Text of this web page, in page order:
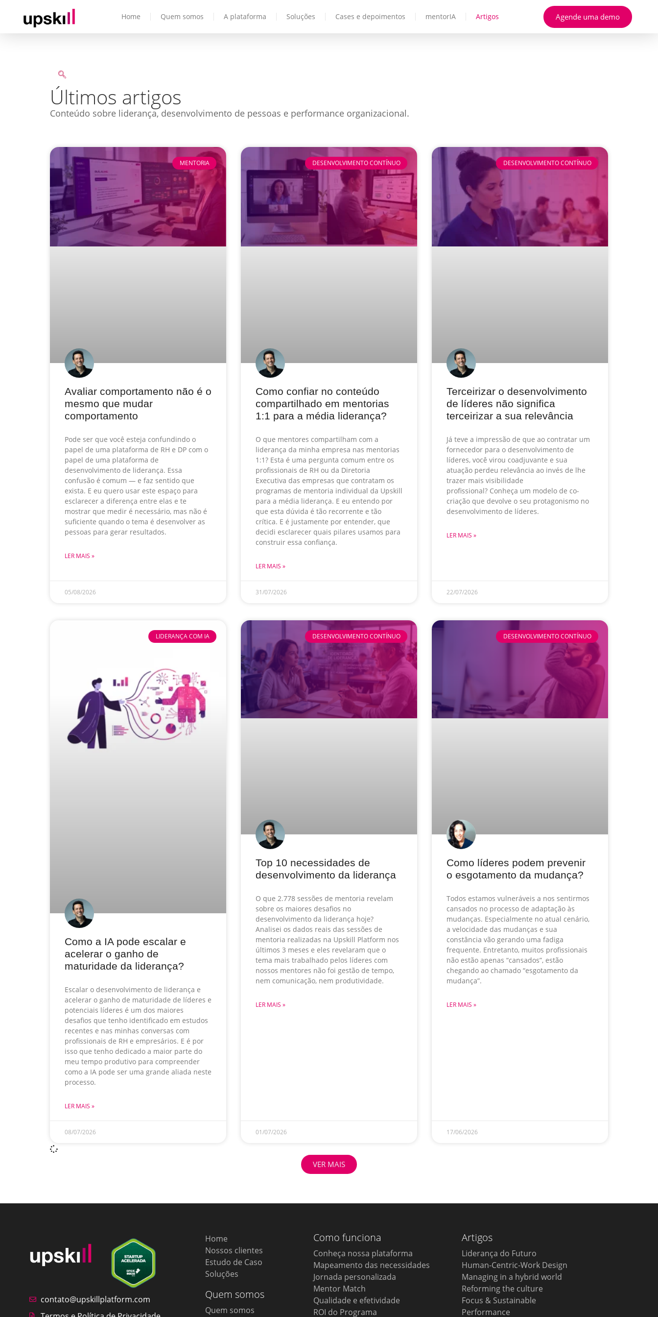
Home Quem somos A plataforma Soluções Cases e depoimentos mentorIA Artigos Agende uma demo
Últimos artigos
Conteúdo sobre liderança, desenvolvimento de pessoas e performance organizacional.
MENTORIA
Avaliar comportamento não é o
mesmo que mudar
comportamento
Pode ser que você esteja confundindo o
papel de uma plataforma de RH e DP com o
papel de uma plataforma de
desenvolvimento de liderança. Essa
confusão é comum — e faz sentido que
exista. E eu quero usar este espaço para
esclarecer a diferença entre elas e te
mostrar que medir é necessário, mas não é
suficiente quando o tema é desenvolver as
pessoas para gerar resultados.
LER MAIS »
05/08/2026
DESENVOLVIMENTO CONTÍNUO
Como confiar no conteúdo
compartilhado em mentorias
1:1 para a média liderança?
O que mentores compartilham com a
liderança da minha empresa nas mentorias
1:1? Esta é uma pergunta comum entre os
profissionais de RH ou da Diretoria
Executiva das empresas que contratam os
programas de mentoria individual da Upskill
para a média liderança. E eu entendo por
que esta dúvida é tão recorrente e tão
crítica. E é justamente por entender, que
decidi esclarecer quais pilares usamos para
construir essa confiança.
LER MAIS »
31/07/2026
DESENVOLVIMENTO CONTÍNUO
Terceirizar o desenvolvimento
de líderes não significa
terceirizar a sua relevância
Já teve a impressão de que ao contratar um
fornecedor para o desenvolvimento de
líderes, você virou coadjuvante e sua
atuação perdeu relevância ao invés de lhe
trazer mais visibilidade
profissional? Conheça um modelo de co-
criação que devolve o seu protagonismo no
desenvolvimento de líderes.
LER MAIS »
22/07/2026
LIDERANÇA COM IA
Como a IA pode escalar e
acelerar o ganho de
maturidade da liderança?
Escalar o desenvolvimento de liderança e
acelerar o ganho de maturidade de líderes e
potenciais líderes é um dos maiores
desafios que tenho identificado em estudos
recentes e nas minhas conversas com
profissionais de RH e empresários. E é por
isso que tenho dedicado a maior parte do
meu tempo produtivo para compreender
como a IA pode ser uma grande aliada neste
processo.
LER MAIS »
08/07/2026
DESENVOLVIMENTO CONTÍNUO
Top 10 necessidades de
desenvolvimento da liderança
O que 2.778 sessões de mentoria revelam
sobre os maiores desafios no
desenvolvimento da liderança hoje?
Analisei os dados reais das sessões de
mentoria realizadas na Upskill Platform nos
últimos 3 meses e eles revelaram que o
tema mais trabalhado pelos líderes com
nossos mentores não foi gestão de tempo,
nem comunicação, nem produtividade.
LER MAIS »
01/07/2026
DESENVOLVIMENTO CONTÍNUO
Como líderes podem prevenir
o esgotamento da mudança?
Todos estamos vulneráveis a nos sentirmos
cansados no processo de adaptação às
mudanças. Especialmente no atual cenário,
a velocidade das mudanças e sua
constância vão gerando uma fadiga
frequente. Entretanto, muitos profissionais
não estão apenas “cansados”, estão
chegando ao chamado “esgotamento da
mudança”.
LER MAIS »
17/06/2026
VER MAIS
contato@upskillplatform.com
Home
Nossos clientes
Estudo de Caso
Soluções
Quem somos
Quem somos
Como funciona
Conheça nossa plataforma
Mapeamento das necessidades
Jornada personalizada
Mentor Match
Qualidade e efetividade
ROI do Programa
Artigos
Liderança do Futuro
Human-Centric-Work Design
Managing in a hybrid world
Reforming the culture
Focus & Sustainable
Performance